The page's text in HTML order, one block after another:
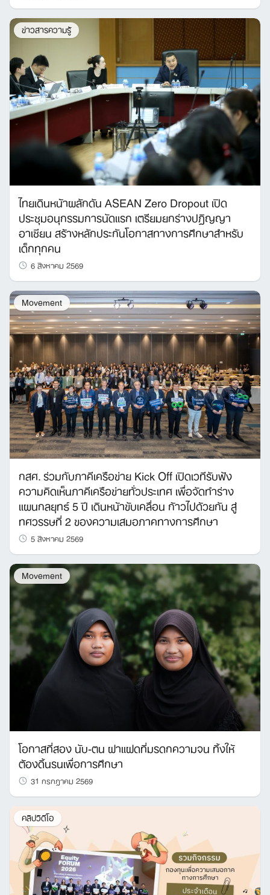
for:
ข่าวสารความรู้
ไทยเดินหน้าผลักดัน ASEAN Zero Dropout เปิด
ประชุมอนุกรรมการนัดแรก เตรียมยกร่างปฏิญญา
อาเซียน สร้างหลักประกันโอกาสทางการศึกษาสำหรับ
เด็กทุกคน
6 สิงหาคม 2569
Movement
กสศ. ร่วมกับภาคีเครือข่าย Kick Off เปิดเวทีรับฟัง
ความคิดเห็นภาคีเครือข่ายทั่วประเทศ เพื่อจัดทำร่าง
แผนกลยุทธ์ 5 ปี เดินหน้าขับเคลื่อน ก้าวไปด้วยกัน สู่
ทศวรรษที่ 2 ของความเสมอภาคทางการศึกษา
5 สิงหาคม 2569
Movement
โอกาสที่สอง นับ-ตน ฝาแฝดที่มรดกความจน ทิ้งให้
ต้องดิ้นรนเพื่อการศึกษา
31 กรกฎาคม 2569
คลิปวิดีโอ